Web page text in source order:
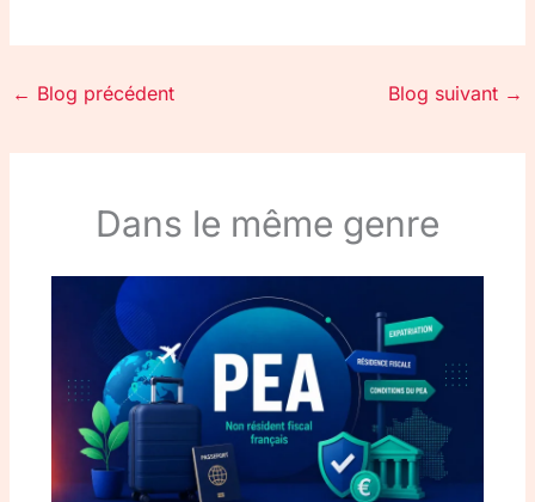
← Blog précédent Blog suivant →
Dans le même genre